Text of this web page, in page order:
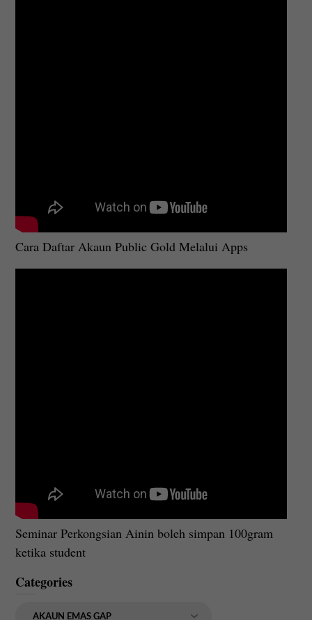
Cara Daftar Akaun Public Gold Melalui Apps
Seminar Perkongsian Ainin boleh simpan 100gram
ketika student
Categories
Categories